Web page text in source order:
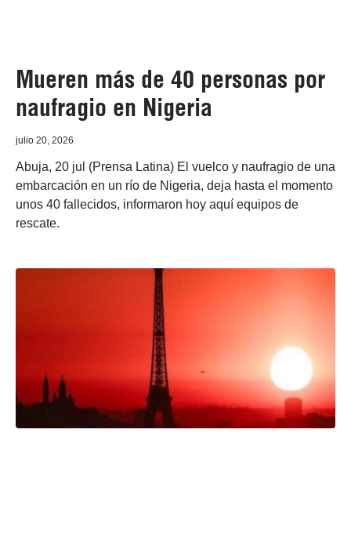
Mueren más de 40 personas por
naufragio en Nigeria
julio 20, 2026
Abuja, 20 jul (Prensa Latina) El vuelco y naufragio de una
embarcación en un río de Nigeria, deja hasta el momento
unos 40 fallecidos, informaron hoy aquí equipos de
rescate.